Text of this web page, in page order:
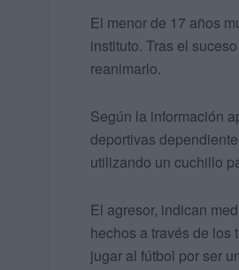
El menor de 17 años
instituto. Tras el
reanimarlo.
Según la información
deportivas
utilizando un cuchillo
El agresor, indican
hechos a través de los
jugar al fútbol por ser